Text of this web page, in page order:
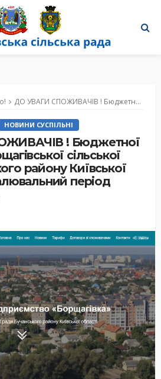
ДО УВАГИ СПОЖИВАЧІВ ! Бюджетної установи – Борщагівської сільської ради Бучанського району Київської області, на опалювальний період 2025- 2026р.р.,
НОВИНИ СУСПІЛЬНІ
! Бюджетної
сільської
району Київської
період